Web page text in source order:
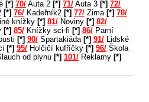
[*] 70/ Auta 2 [*] 71/ Auta 3 [*] 72/
[*] 76/ Kadeřník2 [*] 77/ Zima [*] 78/
knížky [*] 81/ Noviny [*] 82/
[*] 85/ Knížky sci-fi [*] 86/ Parní
[*] 90/ Spartakiáda [*] 91/ Lidské
[*] 95/ Holčičí kufříčky [*] 96/ Škola
od plynu [*] 101/ Reklamy [*]